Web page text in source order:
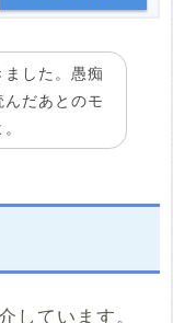
した。愚痴
だあとのモ
しています。